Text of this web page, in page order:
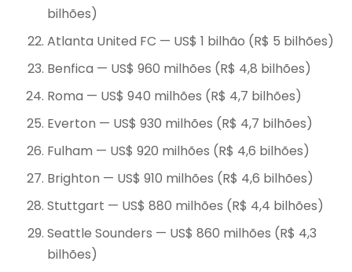
bilhões)
Atlanta United FC — US$ 1 bilhão (R$ 5 bilhões)
Benfica — US$ 960 milhões (R$ 4,8 bilhões)
Roma — US$ 940 milhões (R$ 4,7 bilhões)
Everton — US$ 930 milhões (R$ 4,7 bilhões)
Fulham — US$ 920 milhões (R$ 4,6 bilhões)
Brighton — US$ 910 milhões (R$ 4,6 bilhões)
Stuttgart — US$ 880 milhões (R$ 4,4 bilhões)
Seattle Sounders — US$ 860 milhões (R$ 4,3
bilhões)